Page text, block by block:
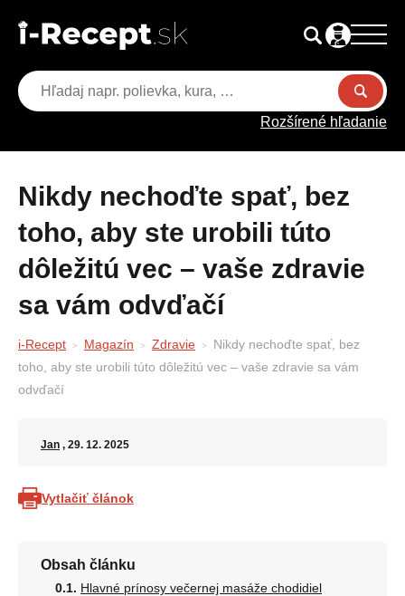
Rozšírené hľadanie
Nikdy nechoďte spať, bez
toho, aby ste urobili túto
dôležitú vec – vaše zdravie
sa vám odvďačí
i-Recept Magazín Zdravie
Nikdy nechoďte spať, bez
toho, aby ste urobili túto dôležitú vec – vaše zdravie sa vám
odvďačí
Jan , 29. 12. 2025
Vytlačiť článok
Obsah článku
Hlavné prínosy večernej masáže chodidiel